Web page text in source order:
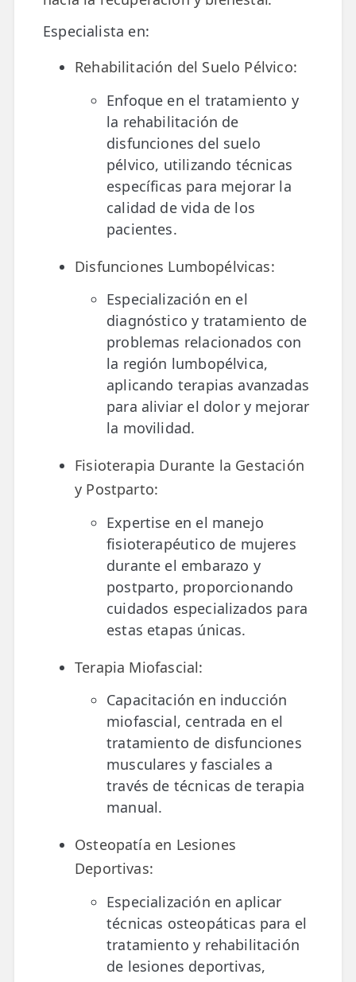
Trocanteritis
Hernia Discal
Fascitis Plantar
Bursitis de Hombro
Síndrome Piramidal
Tendinitis de Aquiles
Especialista en:
Rehabilitación del Suelo Pélvico:
Enfoque en el tratamiento y
la rehabilitación de
disfunciones del suelo
pélvico, utilizando técnicas
específicas para mejorar la
calidad de vida de los
pacientes.
Disfunciones Lumbopélvicas:
Especialización en el
diagnóstico y tratamiento de
problemas relacionados con
la región lumbopélvica,
aplicando terapias avanzadas
para aliviar el dolor y mejorar
la movilidad.
Fisioterapia Durante la Gestación
y Postparto:
Expertise en el manejo
fisioterapéutico de mujeres
durante el embarazo y
postparto, proporcionando
cuidados especializados para
estas etapas únicas.
Terapia Miofascial:
Capacitación en inducción
miofascial, centrada en el
tratamiento de disfunciones
musculares y fasciales a
través de técnicas de terapia
manual.
Osteopatía en Lesiones
Deportivas:
Especialización en aplicar
técnicas osteopáticas para el
tratamiento y rehabilitación
de lesiones deportivas,